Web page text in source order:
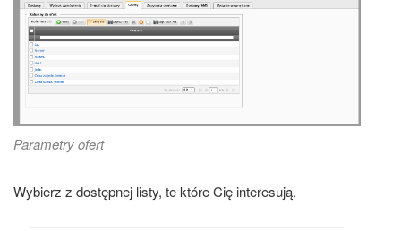
Parametry ofert
Wybierz z dostępnej listy, te które Cię interesują.